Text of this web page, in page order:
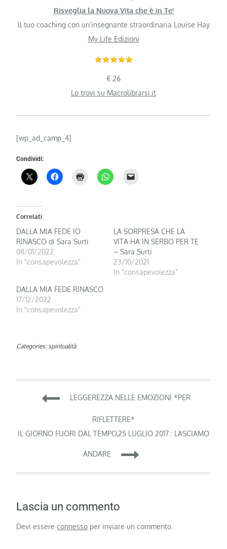
Risveglia la Nuova Vita che è in Te!
ll tuo coaching con un’insegnante straordinaria Louise Hay
My Life Edizioni
€ 26
Lo trovi su Macrolibrarsi.it
[wp_ad_camp_4]
Condividi:
Correlati
DALLA MIA FEDE IO
RINASCO di Sara Surti
08/01/2022
In "consapevolezza"
LA SORPRESA CHE LA
VITA HA IN SERBO PER TE
– Sara Surti
23/10/2021
In "consapevolezza"
DALLA MIA FEDE RINASCO
17/12/2022
In "consapevolezza"
Categories: spiritualità
Navigazione
articoli
LEGGEREZZA NELLE EMOZIONI *PER
RIFLETTERE*
IL GIORNO FUORI DAL TEMPO,25 LUGLIO 2017 : LASCIAMO
ANDARE
Lascia un commento
Devi essereconnesso per inviare un commento.